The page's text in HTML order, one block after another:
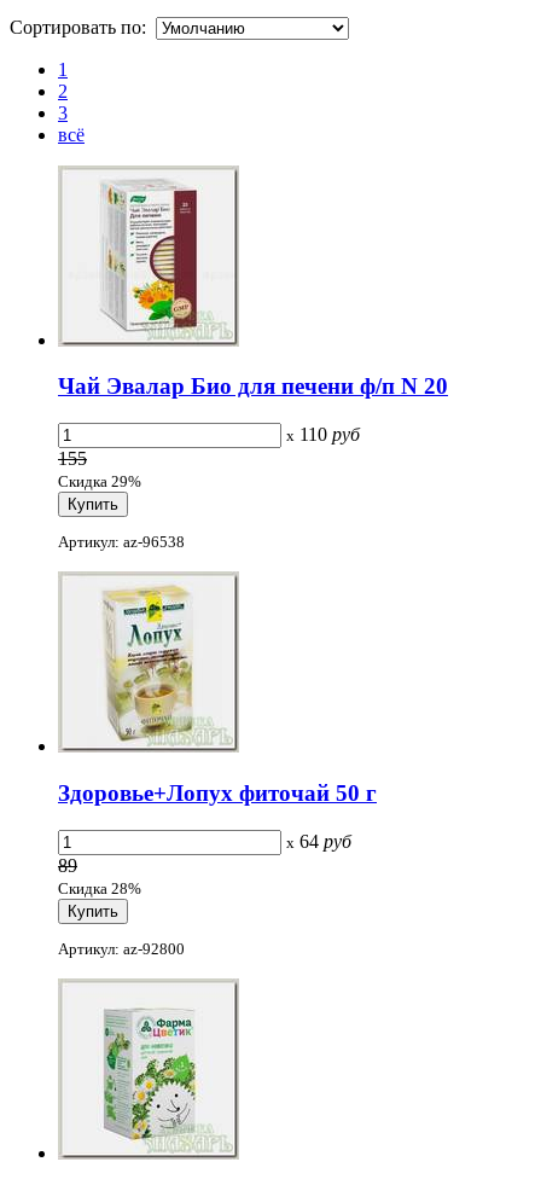
Сортировать по:
1
2
3
всё
Чай Эвалар Био для печени ф/п N 20
x 110 руб
155
Скидка 29%
Артикул: az-96538
Здоровье+Лопух фиточай 50 г
x 64 руб
89
Скидка 28%
Артикул: az-92800